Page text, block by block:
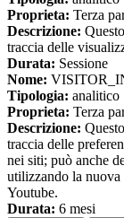
Proprieta: Terza
Descrizione:
traccia delle
Durata: Sessione
Nome:
Tipologia: analitico
Proprieta: Terza
Descrizione:
traccia delle
nei siti; può anche
utilizzando la
Youtube.
Durata: 6 mesi